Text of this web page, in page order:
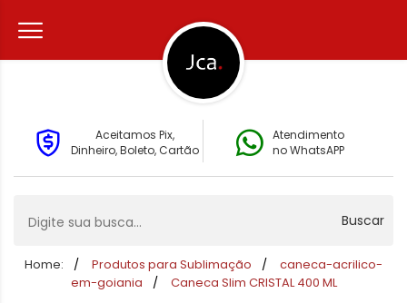
Aceitamos Pix,
Dinheiro, Boleto, Cartão
Atendimento
no WhatsAPP
Buscar
Home: Produtos para Sublimação
caneca-acrilico-
em-goiania
Caneca Slim CRISTAL 400 ML